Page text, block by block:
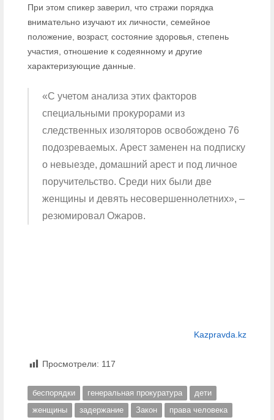
При этом спикер заверил, что стражи порядка
внимательно изучают их личности, семейное
положение, возраст, состояние здоровья, степень
участия, отношение к содеянному и другие
характеризующие данные.
«С учетом анализа этих факторов
специальными прокурорами из
следственных изоляторов освобождено 76
подозреваемых. Арест заменен на подписку
о невыезде, домашний арест и под личное
поручительство. Среди них были две
женщины и девять несовершеннолетних», –
резюмировал Ожаров.
Kazpravda.kz
Просмотрели: 117
беспорядки генеральная прокуратура
дети
женщины
задержание Закон права человека